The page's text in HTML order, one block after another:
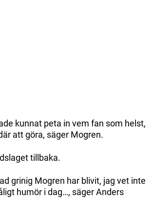
kunnat peta in vem fan som helst,
att göra, säger Mogren.
tillbaka.
grinig Mogren har blivit, jag vet inte
humör i dag…, säger Anders